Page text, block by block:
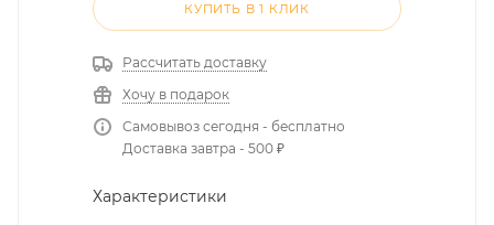
КУПИТЬ В 1 КЛИК
Рассчитать доставку
Хочу в подарок
Самовывоз сегодня - бесплатно
Доставка завтра - 500 ₽
Характеристики